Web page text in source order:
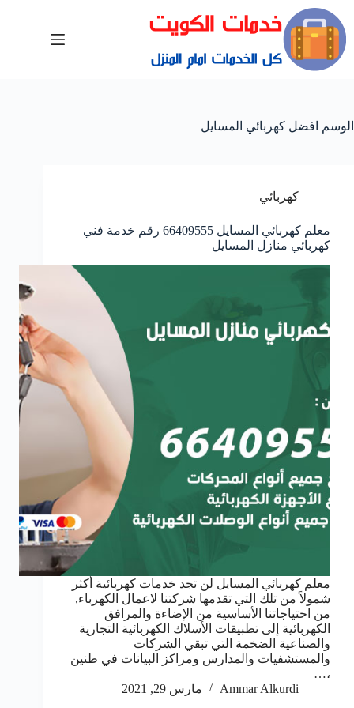
الوسم افضل كهربائي المسايل
كهربائي
معلم كهربائي المسايل 66409555 رقم خدمة فني
كهربائي منازل المسايل
معلم كهربائي المسايل لن تجد خدمات كهربائية أكثر
شمولاً من تلك التي تقدمها شركتنا لاعمال الكهرباء,
من احتياجاتنا الأساسية من الإضاءة والمرافق
الكهربائية إلى تطبيقات الأسلاك الكهربائية التجارية
والصناعية الضخمة التي تبقي الشركات
والمستشفيات والمدارس ومراكز البيانات في طنين
،…
Ammar Alkurdi
مارس 29, 2021